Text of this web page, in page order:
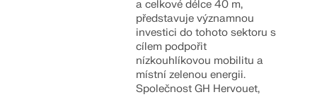
a celkové délce 40 m,
představuje významnou
investici do tohoto sektoru s
cílem podpořit
nízkouhlíkovou mobilitu a
místní zelenou energii.
Společnost GH Hervouet,